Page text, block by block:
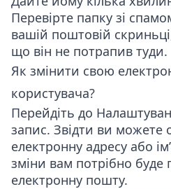
Перевірте папку зі
вашій поштовій
що він не потрапив туди.
Як змінити свою
користувача?
Перейдіть до
запис. Звідти ви можете
електронну адресу або
зміни вам потрібно буде
електронну пошту.